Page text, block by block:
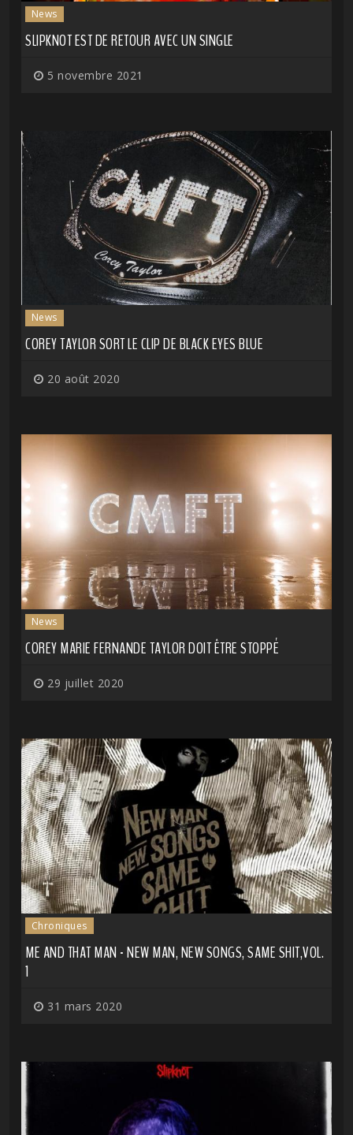
News
SLIPKNOT EST DE RETOUR AVEC UN SINGLE
5 novembre 2021
News
COREY TAYLOR SORT LE CLIP DE BLACK EYES BLUE
20 août 2020
News
COREY MARIE FERNANDE TAYLOR DOIT ÊTRE STOPPÉ
29 juillet 2020
Chroniques
ME AND THAT MAN - NEW MAN, NEW SONGS, SAME SHIT,VOL.
1
31 mars 2020